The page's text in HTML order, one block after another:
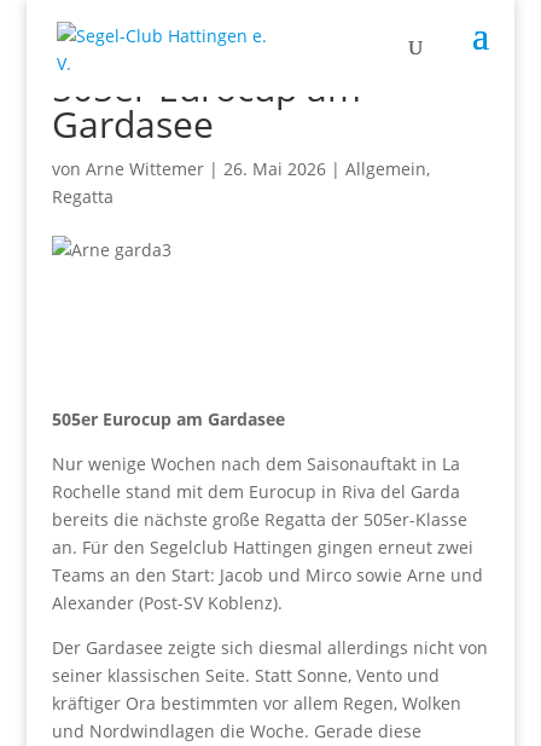
505er Eurocup am
Gardasee
von Arne Wittemer| 26. Mai 2026| Allgemein,
Regatta
505er Eurocup am Gardasee
Nur wenige Wochen nach dem Saisonauftakt in La
Rochelle stand mit dem Eurocup in Riva del Garda
bereits die nächste große Regatta der 505er-Klasse
an. Für den Segelclub Hattingen gingen erneut zwei
Teams an den Start: Jacob und Mirco sowie Arne und
Alexander (Post-SV Koblenz).
Der Gardasee zeigte sich diesmal allerdings nicht von
seiner klassischen Seite. Statt Sonne, Vento und
kräftiger Ora bestimmten vor allem Regen, Wolken
und Nordwindlagen die Woche. Gerade diese